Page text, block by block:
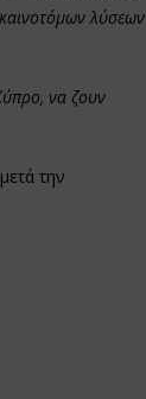
λύσεων
να ζουν
την